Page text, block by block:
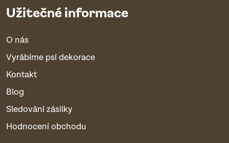
Užitečné informace
O nás
Vyrábíme psí dekorace
Kontakt
Blog
Sledování zásilky
Hodnocení obchodu